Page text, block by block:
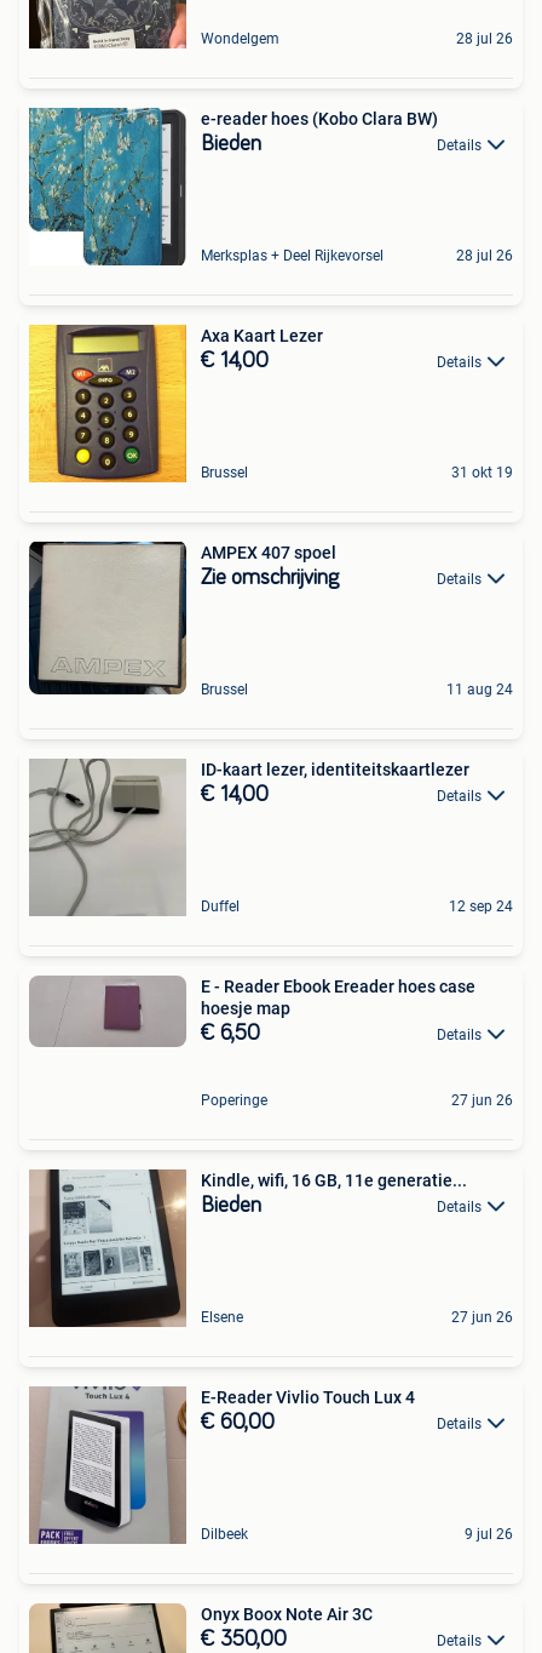
Wondelgem 28 jul 26
e-reader hoes (Kobo Clara BW)
Bieden Details
Merksplas + Deel Rijkevorsel 28 jul 26
Axa Kaart Lezer
€ 14,00 Details
Brussel 31 okt 19
AMPEX 407 spoel
Zie omschrijving Details
Brussel 11 aug 24
ID-kaart lezer, identiteitskaartlezer
€ 14,00 Details
Duffel 12 sep 24
E - Reader Ebook Ereader hoes case
hoesje map
€ 6,50 Details
Poperinge 27 jun 26
Kindle, wifi, 16 GB, 11e generatie...
Bieden Details
Elsene 27 jun 26
E-Reader Vivlio Touch Lux 4
€ 60,00 Details
Dilbeek 9 jul 26
Onyx Boox Note Air 3C
€ 350,00 Details